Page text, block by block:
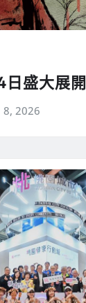
日盛大展開
8, 2026